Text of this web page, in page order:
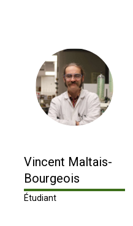
Vincent Maltais-
Bourgeois
Étudiant